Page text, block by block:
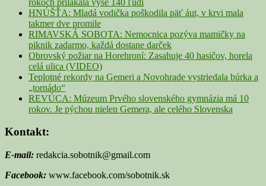
HNÚŠŤA: Mladá vodička poškodila päť áut, v krvi mala
takmer dve promile
RIMAVSKÁ SOBOTA: Nemocnica pozýva mamičky na
piknik zadarmo, každá dostane darček
Obrovský požiar na Horehroní: Zasahuje 40 hasičov, horela
celá ulica (VIDEO)
Teplotné rekordy na Gemeri a Novohrade vystriedala búrka a
„tornádo“
REVÚCA: Múzeum Prvého slovenského gymnázia má 10
rokov. Je pýchou nielen Gemera, ale celého Slovenska
Kontakt:
E-mail: redakcia.sobotnik@gmail.com
Facebook: www.facebook.com/sobotnik.sk